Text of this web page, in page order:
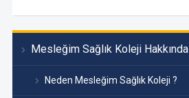
Mesleğim Sağlık Koleji Hakkında
Neden Mesleğim Sağlık Koleji ?